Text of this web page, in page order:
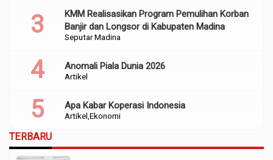
Seputar Madina
KMM Realisasikan Program Pemulihan Korban
Banjir dan Longsor di Kabupaten Madina
Artikel
Anomali Piala Dunia 2026
Artikel Ekonomi
Apa Kabar Koperasi Indonesia
TERBARU